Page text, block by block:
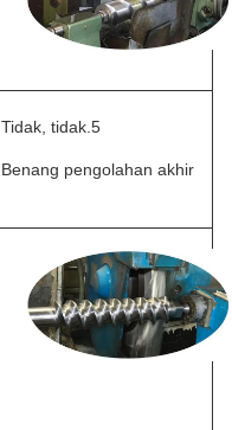
Tidak, tidak.5
Benang pengolahan akhir